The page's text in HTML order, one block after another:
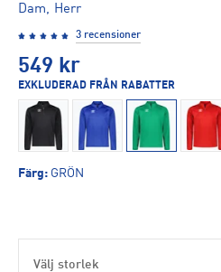
Dam, Herr
3 recensioner
549 kr
EXKLUDERAD FRÅN RABATTER
Färg: GRÖN
Välj storlek